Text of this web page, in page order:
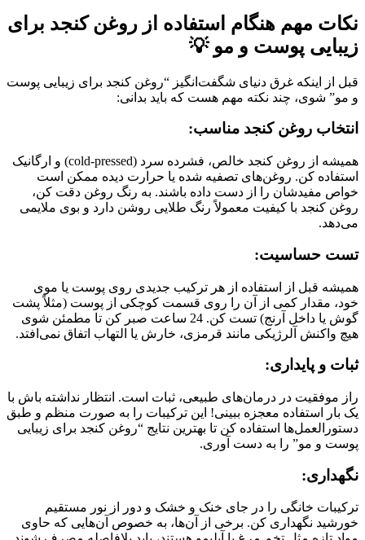
نکات مهم هنگام استفاده از روغن کنجد برای
زیبایی پوست و مو 💡
قبل از اینکه غرق دنیای شگفت‌انگیز “روغن کنجد برای زیبایی پوست
و مو” شوی، چند نکته مهم هست که باید بدانی:
انتخاب روغن کنجد مناسب:
همیشه از روغن کنجد خالص، فشرده سرد (cold-pressed) و ارگانیک
استفاده کن. روغن‌های تصفیه شده یا حرارت دیده ممکن است
خواص مفیدشان را از دست داده باشند. به رنگ روغن دقت کن،
روغن کنجد با کیفیت معمولاً رنگ طلایی روشن دارد و بوی ملایمی
می‌دهد.
تست حساسیت:
همیشه قبل از استفاده از هر ترکیب جدیدی روی پوست یا موی
خود، مقدار کمی از آن را روی قسمت کوچکی از پوست (مثلاً پشت
گوش یا داخل آرنج) تست کن. 24 ساعت صبر کن تا مطمئن شوی
هیچ واکنش آلرژیکی مانند قرمزی، خارش یا التهاب اتفاق نمی‌افتد.
ثبات و پایداری:
راز موفقیت در درمان‌های طبیعی، ثبات است. انتظار نداشته باش با
یک بار استفاده معجزه ببینی! این ترکیبات را به صورت منظم و طبق
دستورالعمل‌ها استفاده کن تا بهترین نتایج “روغن کنجد برای زیبایی
پوست و مو” را به دست آوری.
نگهداری:
ترکیبات خانگی را در جای خنک و خشک و دور از نور مستقیم
خورشید نگهداری کن. برخی از آن‌ها، به خصوص آن‌هایی که حاوی